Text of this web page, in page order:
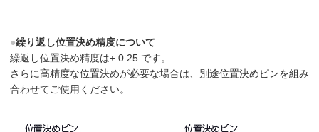
●繰り返し位置決め精度について
繰返し位置決め精度は± 0.25 です。
さらに高精度な位置決めが必要な場合は、別途位置決めピンを組み
合わせてご使用ください。